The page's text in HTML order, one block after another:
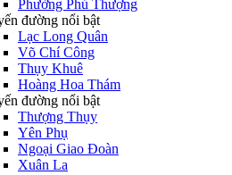
Phường Phú Thượng
đường nổi bật
Lạc Long Quân
Võ Chí Công
Thụy Khuê
Hoàng Hoa Thám
đường nổi bật
Thượng Thụy
Yên Phụ
Ngoại Giao Đoàn
Xuân La